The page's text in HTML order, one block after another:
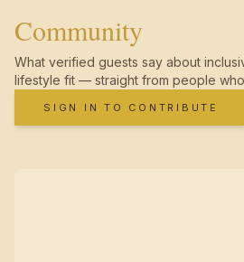
Community
What verified guests say about
lifestyle fit — straight from people
SIGN IN TO CONTRIBUTE